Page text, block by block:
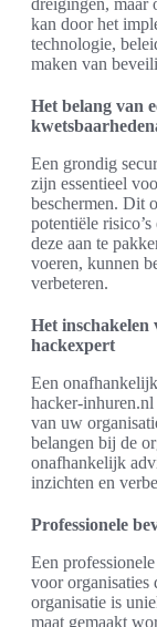
dreigingen, maar
kan door het
technologie,
maken van
Het belang van
Een grondig
zijn essentieel
beschermen. Dit
potentiële
deze aan te
voeren, kunnen
verbeteren.
Het inschakelen
hackexpert
Een
hacker-
van uw
belangen bij de
onafhankelijk
inzichten en
Professionele
Een
voor organisaties
organisatie is
maat gemaakt